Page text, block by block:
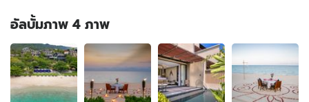
อัลบั้มภาพ 4 ภาพ
อัลบั้ม
ภาพ
4
ภาพ